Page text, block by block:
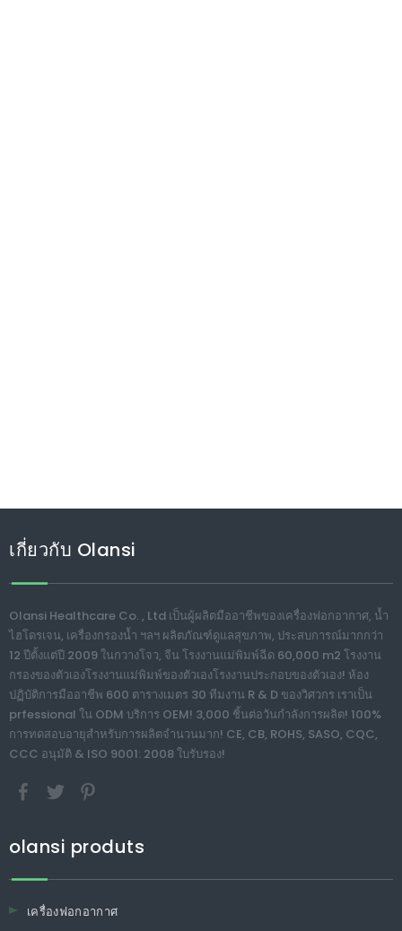
เกี่ยวกับ Olansi
Olansi Healthcare Co. , Ltd เป็นผู้ผลิตมืออาชีพของเครื่องฟอกอากาศ, น้ำ
ไฮโดรเจน, เครื่องกรองน้ำ ฯลฯ ผลิตภัณฑ์ดูแลสุขภาพ, ประสบการณ์มากกว่า
12 ปีตั้งแต่ปี 2009 ในกวางโจว, จีน โรงงานแม่พิมพ์ฉีด 60,000 m2 โรงงาน
กรองของตัวเองโรงงานแม่พิมพ์ของตัวเองโรงงานประกอบของตัวเอง! ห้อง
ปฏิบัติการมืออาชีพ 600 ตารางเมตร 30 ทีมงาน R & D ของวิศวกร เราเป็น
prfessional ใน ODM บริการ OEM! 3,000 ชิ้นต่อวันกำลังการผลิต! 100%
การทดสอบอายุสำหรับการผลิตจำนวนมาก! CE, CB, ROHS, SASO, CQC,
CCC อนุมัติ & ISO 9001: 2008 ใบรับรอง!
olansi produts
เครื่องฟอกอากาศ